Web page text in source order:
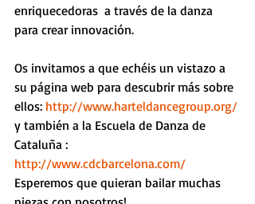
enriquecedoras  a través de la danza
para crear innovación.
Os invitamos a que echéis un vistazo a
su página web para descubrir más sobre
ellos: http://www.harteldancegroup.org/
y también a la Escuela de Danza de
Cataluña :
http://www.cdcbarcelona.com/
Esperemos que quieran bailar muchas